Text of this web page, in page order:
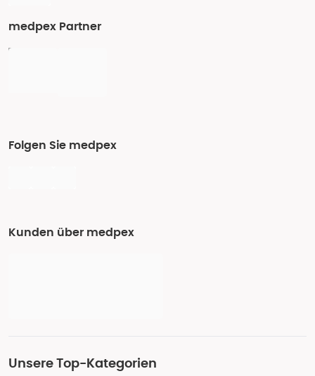
medpex Partner
Folgen Sie medpex
Kunden über medpex
Unsere Top-Kategorien